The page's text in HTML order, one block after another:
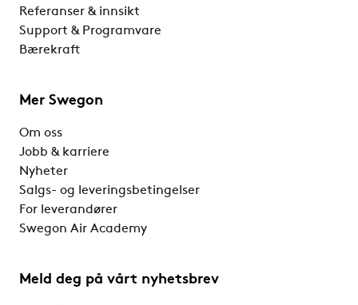
Referanser & innsikt
Support & Programvare
Bærekraft
Mer Swegon
Om oss
Jobb & karriere
Nyheter
Salgs- og leveringsbetingelser
For leverandører
Swegon Air Academy
Meld deg på vårt nyhetsbrev